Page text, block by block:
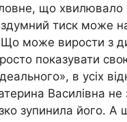
що
тиск може
може вирости з
показувати
в усіх
Василівна не
зупинила його. А